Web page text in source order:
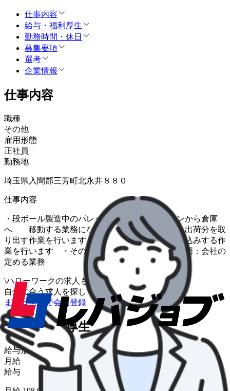
仕事内容
給与・福利厚生
勤務時間・休日
募集要項
選考
企業情報
仕事内容
職種
その他
雇用形態
正社員
勤務地
埼玉県入間郡三芳町北永井８８０
仕事内容
・段ボール製造中のパレット上の製品を各ラインから倉庫
へ 移動する業務になります ・製品在庫から出荷分を取
り出す作業を行います ・製品をトラックへ積み込みする作
業を行います ・その他の付帯作業 ＊変更範囲：会社の
定める業務
\ハローワークの求人も一括管理
自分に合う求人を探してもらう
まずは無料で会員登録
給与・福利厚生
給与形態
月給
給与